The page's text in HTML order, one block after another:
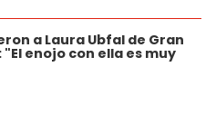
a Laura Ubfal de Gran
enojo con ella es muy